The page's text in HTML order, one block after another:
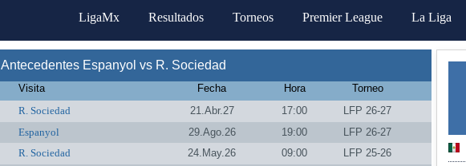
LigaMx Resultados Torneos Premier League La Liga
Antecedentes Espanyol vs R. Sociedad
Visita Fecha Hora
Torneo
R. Sociedad 21.Abr.27 17:00
LFP 26-27
Espanyol 29.Ago.26 19:00
LFP 26-27
R. Sociedad 24.May.26 09:00
LFP 25-26